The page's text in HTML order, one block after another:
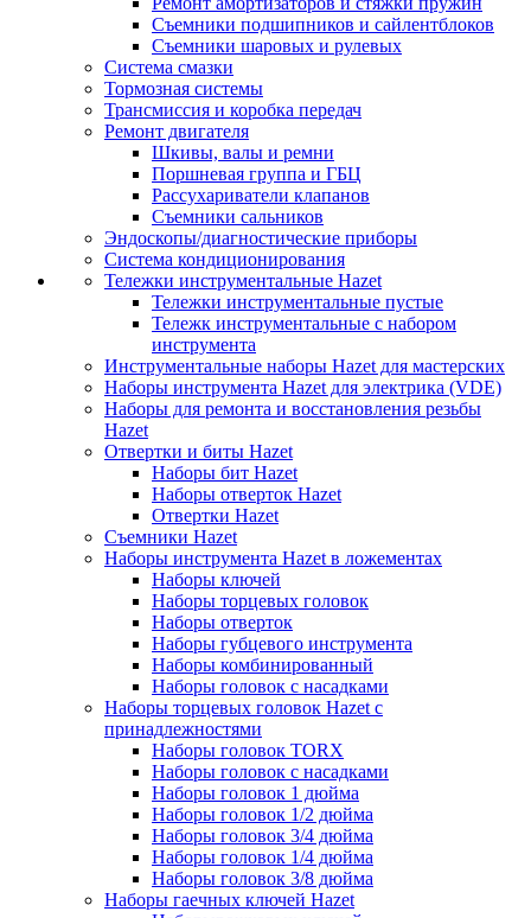
Съемники подшипников и сайлентблоков
Съемники шаровых и рулевых
Система смазки
Тормозная системы
Трансмиссия и коробка передач
Ремонт двигателя
Шкивы, валы и ремни
Поршневая группа и ГБЦ
Рассухариватели клапанов
Съемники сальников
Эндоскопы/диагностические приборы
Система кондиционирования
Тележки инструментальные Hazet
Тележки инструментальные пустые
Тележк инструментальные с набором
инструмента
Инструментальные наборы Hazet для мастерских
Наборы инструмента Hazet для электрика (VDE)
Наборы для ремонта и восстановления резьбы
Hazet
Отвертки и биты Hazet
Наборы бит Hazet
Наборы отверток Hazet
Отвертки Hazet
Съемники Hazet
Наборы инструмента Hazet в ложементах
Наборы ключей
Наборы торцевых головок
Наборы отверток
Наборы губцевого инструмента
Наборы комбинированный
Наборы головок с насадками
Наборы торцевых головок Hazet с
принадлежностями
Наборы головок TORX
Наборы головок с насадками
Наборы головок 1 дюйма
Наборы головок 1/2 дюйма
Наборы головок 3/4 дюйма
Наборы головок 1/4 дюйма
Наборы головок 3/8 дюйма
Наборы гаечных ключей Hazet